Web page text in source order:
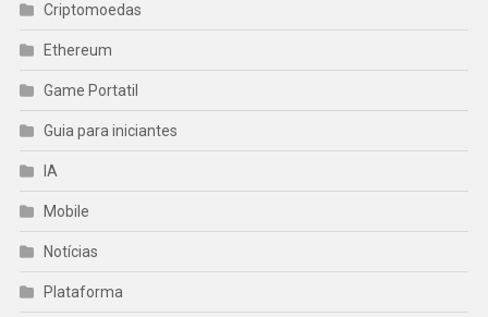
Criptomoedas
Ethereum
Game Portatil
Guia para iniciantes
IA
Mobile
Notícias
Plataforma